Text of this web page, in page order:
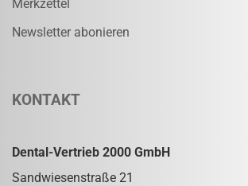
Merkzettel
Newsletter abonieren
KONTAKT
Dental-Vertrieb 2000 GmbH
Sandwiesenstraße 21